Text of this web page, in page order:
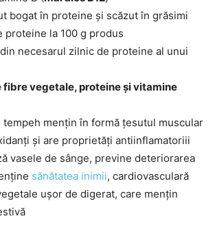
bogat în proteine și scăzut în grăsimi
proteine la 100 g produs
necesarul zilnic de proteine al unui
fibre vegetale, proteine și vitamine
mențin în formă țesutul muscular
și are proprietăți antiinflamatoriii
vasele de sânge, previne deteriorarea
sănătatea inimii, cardiovasculară
ușor de digerat, care mențin